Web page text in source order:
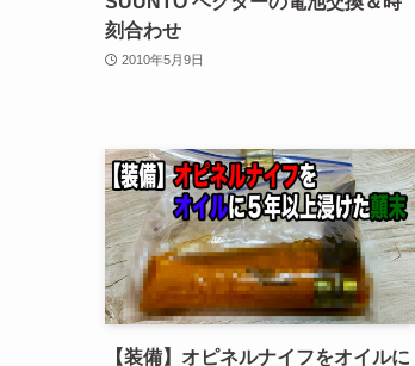
刻合わせ
2010年5月9日
【装備】オピネルナイフをオイルに